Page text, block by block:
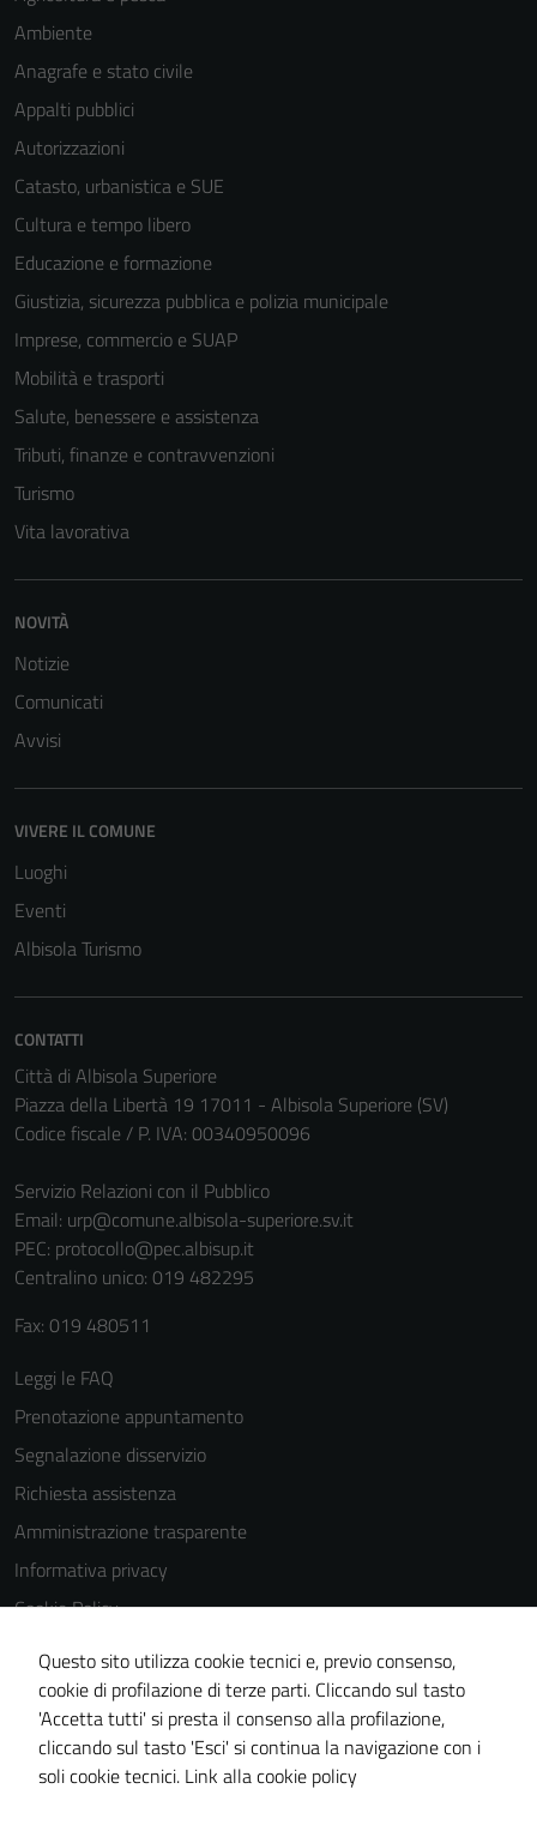
Ambiente
Anagrafe e stato civile
Appalti pubblici
Autorizzazioni
Catasto, urbanistica e SUE
Cultura e tempo libero
Educazione e formazione
Giustizia, sicurezza pubblica e polizia municipale
Imprese, commercio e SUAP
Mobilità e trasporti
Salute, benessere e assistenza
Tributi, finanze e contravvenzioni
Turismo
Vita lavorativa
NOVITÀ
Notizie
Comunicati
Avvisi
VIVERE IL COMUNE
Luoghi
Eventi
Albisola Turismo
CONTATTI
Città di Albisola Superiore
Piazza della Libertà 19 17011 - Albisola Superiore (SV)
Codice fiscale / P. IVA: 00340950096
Servizio Relazioni con il Pubblico
Email: urp@comune.albisola-superiore.sv.it
PEC: protocollo@pec.albisup.it
Centralino unico: 019 482295
Fax: 019 480511
Leggi le FAQ
Prenotazione appuntamento
Segnalazione disservizio
Richiesta assistenza
Amministrazione trasparente
Informativa privacy
Cookie Policy
Note legali
Dichiarazione di accessibilità
Piano di miglioramento del sito
Statistiche sito web
Questo sito utilizza cookie tecnici e, previo consenso,
cookie di profilazione di terze parti. Cliccando sul tasto
'Accetta tutti' si presta il consenso alla profilazione,
cliccando sul tasto 'Esci' si continua la navigazione con i
soli cookie tecnici. Link alla cookie policy